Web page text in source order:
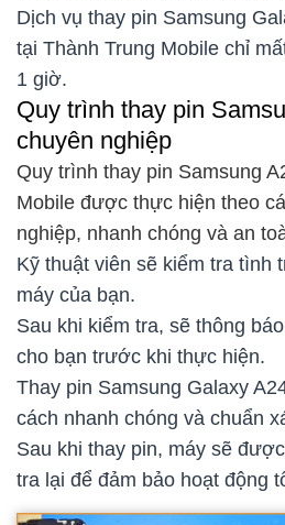
Dịch vụ thay pin Samsung
tại Thành Trung Mobile chỉ
1 giờ.
Quy trình thay pin
chuyên nghiệp
Quy trình thay pin Samsung
Mobile được thực hiện theo
nghiệp, nhanh chóng và an
Kỹ thuật viên sẽ kiểm tra tình
máy của bạn.
Sau khi kiểm tra, sẽ thông
cho bạn trước khi thực hiện.
Thay pin Samsung Galaxy
cách nhanh chóng và chuẩn
Sau khi thay pin, máy sẽ
tra lại để đảm bảo hoạt động